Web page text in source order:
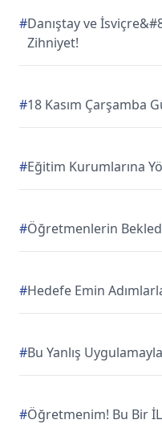
#Danıştay ve
Zihniyet!
#18 Kasım Çarşamba
#Eğitim Kurumlarına
#Öğretmenlerin
#Hedefe Emin
#Bu Yanlış
#Öğretmenim! Bu Bir